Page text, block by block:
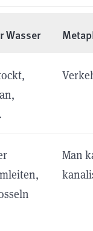
Wasser
Man